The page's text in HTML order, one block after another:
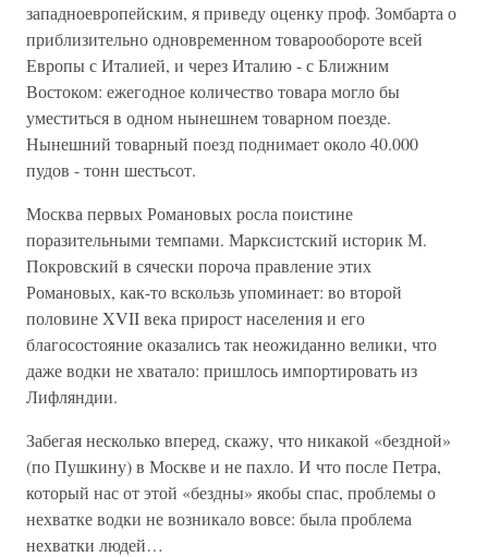
западноевропейским, я приведу оценку проф. Зомбарта о
приблизительно одновременном товарообороте всей
Европы с Италией, и через Италию - с Ближним
Востоком: ежегодное количество товара могло бы
уместиться в одном нынешнем товарном поезде.
Нынешний товарный поезд поднимает около 40.000
пудов - тонн шестьсот.
Москва первых Романовых росла поистине
поразительными темпами. Марксистский историк М.
Покровский в сячески пороча правление этих
Романовых, как-то вскользь упоминает: во второй
половине XVII века прирост населения и его
благосостояние оказались так неожиданно велики, что
даже водки не хватало: пришлось импортировать из
Лифляндии.
Забегая несколько вперед, скажу, что никакой «бездной»
(по Пушкину) в Москве и не пахло. И что после Петра,
который нас от этой «бездны» якобы спас, проблемы о
нехватке водки не возникало вовсе: была проблема
нехватки людей…